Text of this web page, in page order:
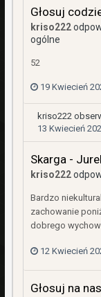
Głosuj
kriso222
ogólne
52
19 Kwiecień
kriso222
13 Kwiecień
Skarga -
kriso222
Bardzo
zachowanie
dobrego
12 Kwiecień
Głosuj na